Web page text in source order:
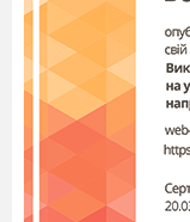
тація повинна бути
слухачами, якщо їм
лекції, якщо
розстановки
17.
виступ, має